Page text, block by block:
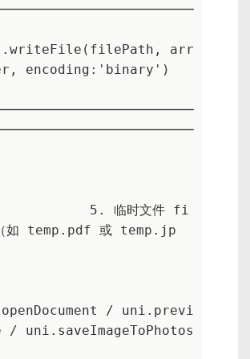
arr
encoding:'binary')
如 temp.pdf 或 temp.jp
/ uni.previ
/ uni.saveImageToPhotos